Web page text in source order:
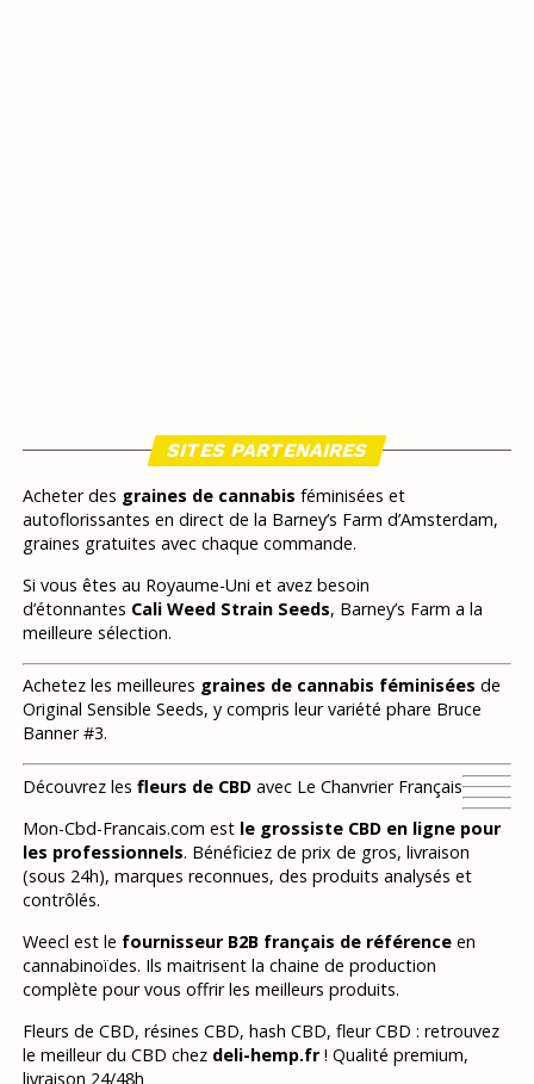
SITES PARTENAIRES
Acheter des graines de cannabis féminisées et
autoflorissantes en direct de la Barney’s Farm d’Amsterdam,
graines gratuites avec chaque commande.
Si vous êtes au Royaume-Uni et avez besoin
d’étonnantes Cali Weed Strain Seeds, Barney’s Farm a la
meilleure sélection.
Achetez les meilleures graines de cannabis féminisées de
Original Sensible Seeds, y compris leur variété phare Bruce
Banner #3.
Découvrez les fleurs de CBDavec Le Chanvrier Français
Mon-Cbd-Francais.com est le grossiste CBD en ligne pour
les professionnels. Bénéficiez de prix de gros, livraison
(sous 24h), marques reconnues, des produits analysés et
contrôlés.
Weecl est le fournisseur B2B français de référenceen
cannabinoïdes. Ils maitrisent la chaine de production
complète pour vous offrir les meilleurs produits.
Fleurs de CBD, résines CBD, hash CBD, fleur CBD : retrouvez
le meilleur du CBD chez deli-hemp.fr! Qualité premium,
livraison 24/48h